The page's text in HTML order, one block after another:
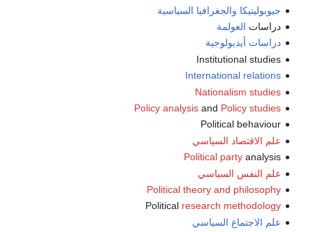
جيوبوليتيكا والجغرافيا السياسية
دراسات العولمة
دراسات أيديولوجية
Institutional studies
International relations
Nationalism studies
Policy analysisand Policy studies
Political behaviour
علم الاقتصاد السياسي
Political partyanalysis
علم النفس السياسي
Political theory and philosophy
Political research methodology
علم الاجتماع السياسي